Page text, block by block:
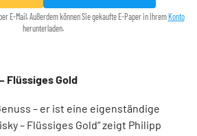
E-Mail. Außerdem können Sie gekaufte E-Paper in IhremKonto
herunterladen.
Flüssiges Gold
– er ist eine eigenständige
– Flüssiges Gold“ zeigt Philipp